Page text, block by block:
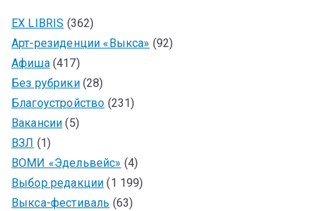
EX LIBRIS (362)
Арт-резиденции «Выкса» (92)
Афиша(417)
Без рубрики(28)
Благоустройство (231)
Вакансии (5)
ВЗЛ (1)
ВОМИ «Эдельвейс» (4)
Выбор редакции (1 199)
Выкса-фестиваль (63)